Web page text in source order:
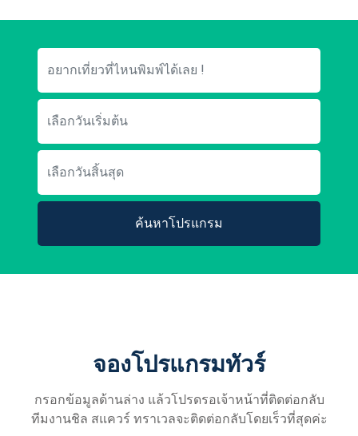
ค้นหาโปรแกรม
จองโปรแกรมทัวร์
กรอกข้อมูลด้านล่าง แล้วโปรดรอเจ้าหน้าที่ติดต่อกลับ
ทีมงานชิล สแควร์ ทราเวลจะติดต่อกลับโดยเร็วที่สุดค่ะ